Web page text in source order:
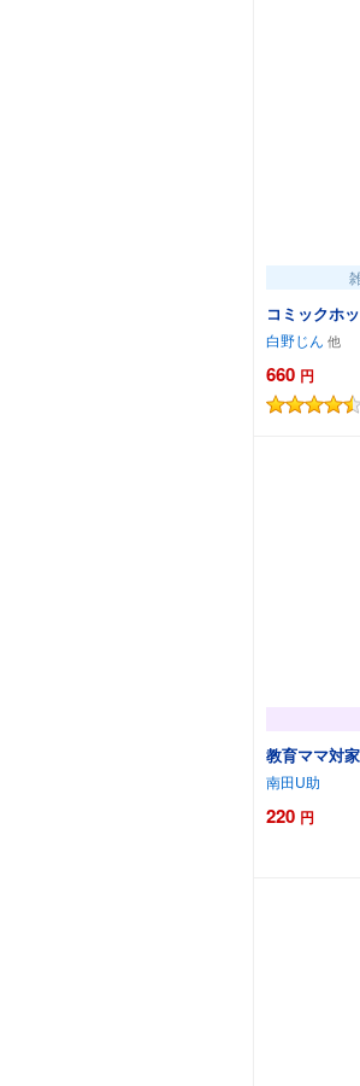
コミックホ
白野じん
660 円
教育ママ対
南田U助
220 円